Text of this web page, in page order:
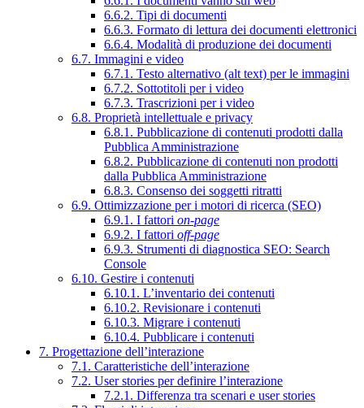
6.6.2. Tipi di documenti
6.6.3. Formato di lettura dei documenti elettronici
6.6.4. Modalità di produzione dei documenti
6.7. Immagini e video
6.7.1. Testo alternativo (alt text) per le immagini
6.7.2. Sottotitoli per i video
6.7.3. Trascrizioni per i video
6.8. Proprietà intellettuale e privacy
6.8.1. Pubblicazione di contenuti prodotti dalla
Pubblica Amministrazione
6.8.2. Pubblicazione di contenuti non prodotti
dalla Pubblica Amministrazione
6.8.3. Consenso dei soggetti ritratti
6.9. Ottimizzazione per i motori di ricerca (SEO)
6.9.1. I fattori on-page
6.9.2. I fattori off-page
6.9.3. Strumenti di diagnostica SEO: Search
Console
6.10. Gestire i contenuti
6.10.1. L’inventario dei contenuti
6.10.2. Revisionare i contenuti
6.10.3. Migrare i contenuti
6.10.4. Pubblicare i contenuti
7. Progettazione dell’interazione
7.1. Caratteristiche dell’interazione
7.2. User stories per definire l’interazione
7.2.1. Differenza tra scenari e user stories